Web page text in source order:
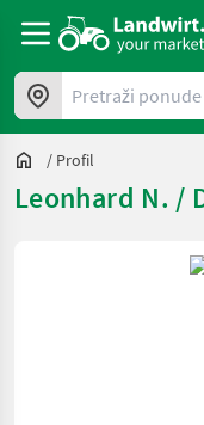
Pretraži ponude
/ Profil
Leonhard N. /